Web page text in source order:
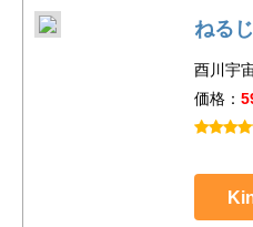
ねる
酉川宇
価格：